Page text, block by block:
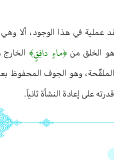
عملية في هذا الوجود ،
الخلق من﴿ماءٍ دافِقٍ﴾الخارج
، وهو الجوف المحفوظ
على إعادة النشأة ثانياً .